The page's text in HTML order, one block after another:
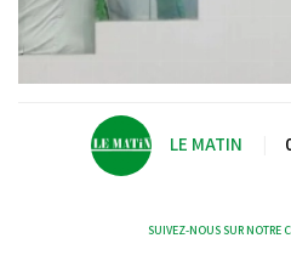
LE MATIN
SUIVEZ-NOUS SUR NOTRE